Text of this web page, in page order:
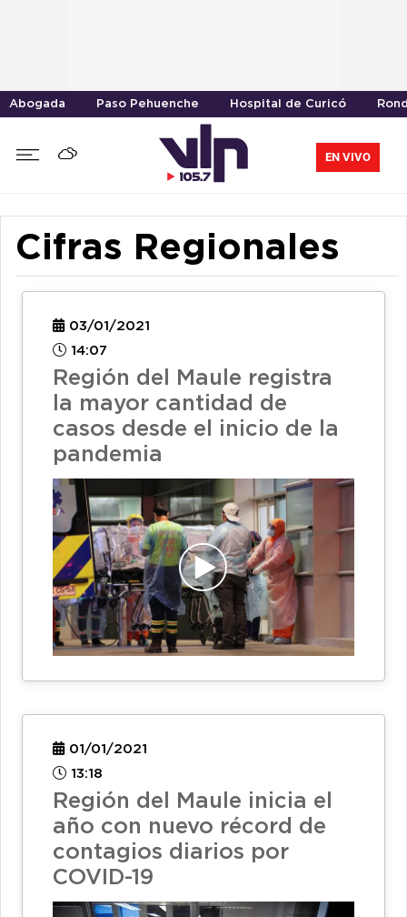
Abogada Paso Pehuenche Hospital de Curicó
EN VIVO
Cifras Regionales
03/01/2021
14:07
Región del Maule registra
la mayor cantidad de
casos desde el inicio de la
pandemia
01/01/2021
13:18
Región del Maule inicia el
año con nuevo récord de
contagios diarios por
COVID-19